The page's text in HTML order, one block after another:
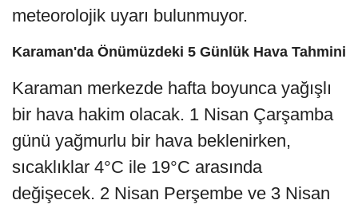
meteorolojik uyarı bulunmuyor.
Karaman'da Önümüzdeki 5 Günlük Hava Tahmini
Karaman merkezde hafta boyunca yağışlı
bir hava hakim olacak. 1 Nisan Çarşamba
günü yağmurlu bir hava beklenirken,
sıcaklıklar 4°C ile 19°C arasında
değişecek. 2 Nisan Perşembe ve 3 Nisan